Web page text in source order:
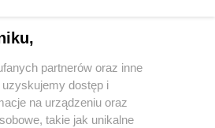
partnerów oraz inne
dostęp i
na urządzeniu oraz
takie jak unikalne